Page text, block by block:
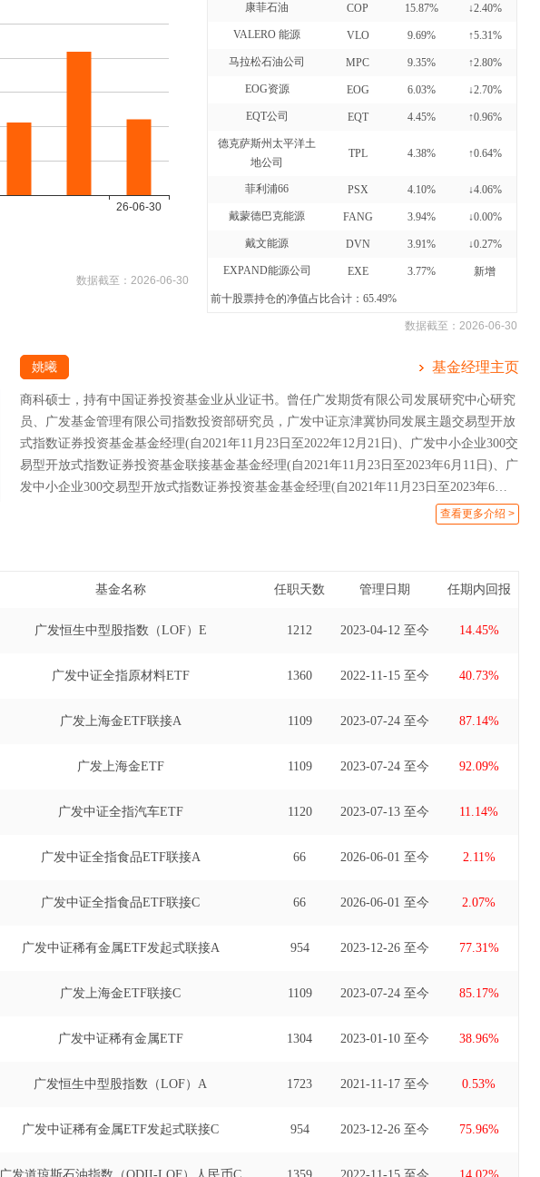
数据截至： 2026-06-30
康菲石油 COP 15.87% ↓2.40%
VALERO 能源 VLO 9.69% ↑5.31%
马拉松石油公司 MPC 9.35% ↑2.80%
EOG资源 EOG 6.03% ↓2.70%
EQT公司 EQT 4.45% ↑0.96%
德克萨斯州太平洋土
地公司
TPL 4.38% ↑0.64%
菲利浦66 PSX 4.10% ↓4.06%
戴蒙德巴克能源 FANG 3.94% ↓0.00%
戴文能源 DVN 3.91% ↓0.27%
EXPAND能源公司 EXE 3.77% 新增
前十股票持仓的净值占比合计：65.49%
数据截至： 2026-06-30
姚曦 基金经理主页
商科硕士，持有中国证券投资基金业从业证书。曾任广发期货有限公司发展研究中心研究
员、广发基金管理有限公司指数投资部研究员，广发中证京津冀协同发展主题交易型开放
式指数证券投资基金基金经理(自2021年11月23日至2022年12月21日)、广发中小企业300交
易型开放式指数证券投资基金联接基金基金经理(自2021年11月23日至2023年6月11日)、广
发中小企业300交易型开放式指数证券投资基金基金经理(自2021年11月23日至2023年6月
11日)、广发国证2000交易型开放式指数证券投资基金联接基金基金经理(自2023年6月12日
基金经理(自2022年10月19日至2026年6月10日)、广发中证全指可选消费交易型开放式指数
型开放式指数证券投资基金发起式联接基金基金经理(自2023年2月22日至2026年6月17
查看更多介绍 >
基金名称 任职天数 管理日期 任期内回报
广发恒生中型股指数（LOF）E 1212 2023-04-12 至今 14.45%
广发中证全指原材料ETF 1360 2022-11-15 至今 40.73%
广发上海金ETF联接A 1109 2023-07-24 至今 87.14%
广发上海金ETF 1109 2023-07-24 至今 92.09%
广发中证全指汽车ETF 1120 2023-07-13 至今 11.14%
广发中证全指食品ETF联接A 66 2026-06-01 至今 2.11%
广发中证全指食品ETF联接C 66 2026-06-01 至今 2.07%
广发中证稀有金属ETF发起式联接A 954 2023-12-26 至今 77.31%
广发上海金ETF联接C 1109 2023-07-24 至今 85.17%
广发中证稀有金属ETF 1304 2023-01-10 至今 38.96%
广发恒生中型股指数（LOF）A 1723 2021-11-17 至今 0.53%
广发中证稀有金属ETF发起式联接C 954 2023-12-26 至今 75.96%